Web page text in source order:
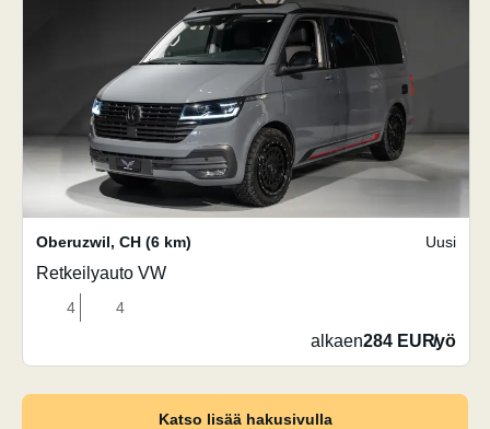
Oberuzwil, CH (6 km) Uusi
Retkeilyauto VW
4 4
alkaen284 EUR/yö
Katso lisää hakusivulla